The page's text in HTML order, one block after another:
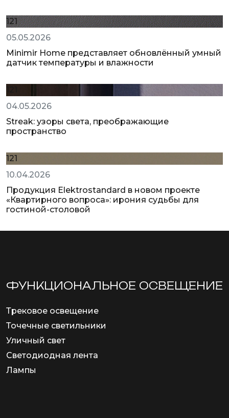
121
05.05.2026
Minimir Home представляет обновлённый умный
датчик температуры и влажности
04.05.2026
Streak: узоры света, преображающие
пространство
121
10.04.2026
Продукция Elektrostandard в новом проекте
«Квартирного вопроса»: ирония судьбы для
гостиной-столовой
ФУНКЦИОНА­ЛЬНОЕ ОСВЕЩЕНИЕ
Трековое освещение
Точечные светильники
Уличный свет
Светодиодная лента
Лампы